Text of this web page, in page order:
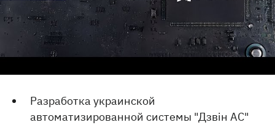
Разработка украинской
автоматизированной системы "Дзвін АС"